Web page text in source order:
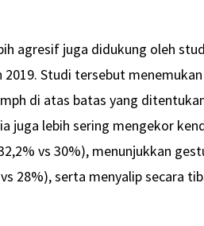
agresif juga didukung oleh
Studi tersebut
di atas batas yang
juga lebih sering mengekor
vs 30%), menunjukkan
28%), serta menyalip secara